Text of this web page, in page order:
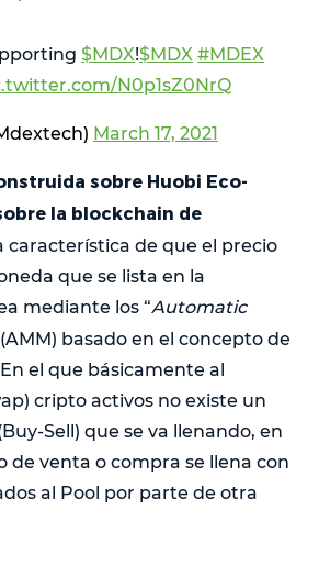
$MDX!$MDX #MDEX
N0p1sZ0NrQ
March 17, 2021
sobre Huobi Eco-
la blockchain de
característica de que el precio
que se lista en la
mediante los “Automatic
basado en el concepto de
el que básicamente al
cripto activos no existe un
Sell) que se va llenando, en
de venta o compra se llena con
al Pool por parte de otra